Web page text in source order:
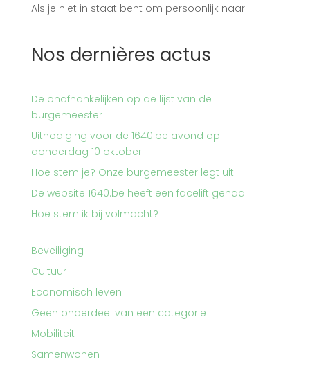
Als je niet in staat bent om persoonlijk naar...
Nos dernières actus
De onafhankelijken op de lijst van de
burgemeester
Uitnodiging voor de 1640.be avond op
donderdag 10 oktober
Hoe stem je? Onze burgemeester legt uit
De website 1640.be heeft een facelift gehad!
Hoe stem ik bij volmacht?
Beveiliging
Cultuur
Economisch leven
Geen onderdeel van een categorie
Mobiliteit
Samenwonen